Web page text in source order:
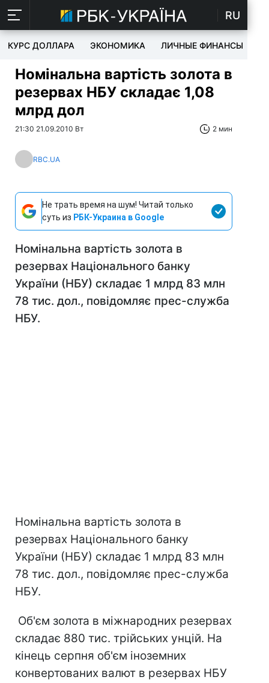
RU
КУРС ДОЛЛАРА ЭКОНОМИКА ЛИЧНЫЕ ФИНАНСЫ
Номінальна вартість золота в
резервах НБУ складає 1,08
млрд дол
21:30 21.09.2010 Вт 2 мин
RBC.UA
Не трать время на шум! Читай только
суть из РБК-Украина в Google
Номінальна вартість золота в
резервах Національного банку
України (НБУ) складає 1 млрд 83 млн
78 тис. дол., повідомляє прес-служба
НБУ.
Номінальна вартість золота в
резервах Національного банку
України (НБУ) складає 1 млрд 83 млн
78 тис. дол., повідомляє прес-служба
НБУ.
Об'єм золота в міжнародних резервах
складає 880 тис. трійських унцій. На
кінець серпня об'єм іноземних
конвертованих валют в резервах НБУ